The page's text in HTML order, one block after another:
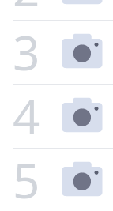
3
4
5